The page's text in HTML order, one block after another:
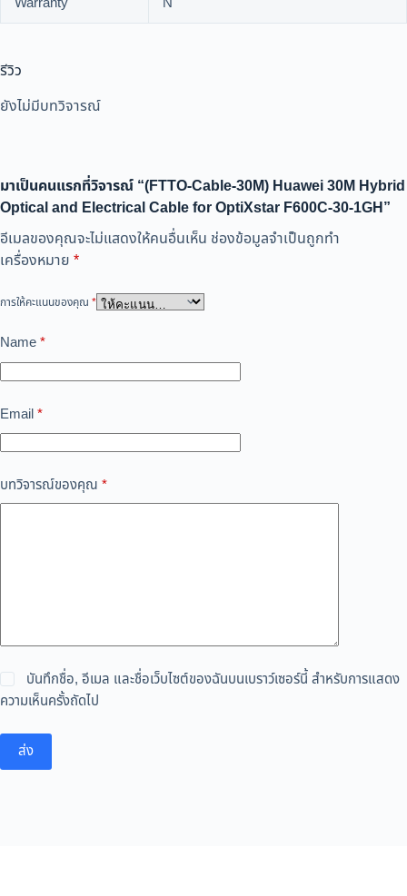
รีวิว
ยังไม่มีบทวิจารณ์
มาเป็นคนแรกที่วิจารณ์ “(FTTO-Cable-30M) Huawei 30M Hybrid
Optical and Electrical Cable for OptiXstar F600C-30-1GH”
อีเมลของคุณจะไม่แสดงให้คนอื่นเห็น ช่องข้อมูลจำเป็นถูกทำ
เครื่องหมาย *
การให้คะแนนของคุณ *
Name*
Email*
บทวิจารณ์ของคุณ *
บันทึกชื่อ, อีเมล และชื่อเว็บไซต์ของฉันบนเบราว์เซอร์นี้ สำหรับการแสดง
ความเห็นครั้งถัดไป
ส่ง